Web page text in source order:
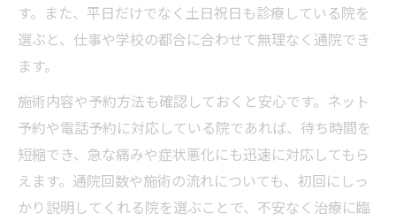
部活や運動後の足首捻挫は接骨院が最適な
理由
再発予防も視野に入れた接骨院の指導内容
す。また、平日だけでなく土日祝日も診療している院を
選ぶと、仕事や学校の都合に合わせて無理なく通院でき
ます。
施術内容や予約方法も確認しておくと安心です。ネット
予約や電話予約に対応している院であれば、待ち時間を
短縮でき、急な痛みや症状悪化にも迅速に対応してもら
えます。通院回数や施術の流れについても、初回にしっ
かり説明してくれる院を選ぶことで、不安なく治療に臨